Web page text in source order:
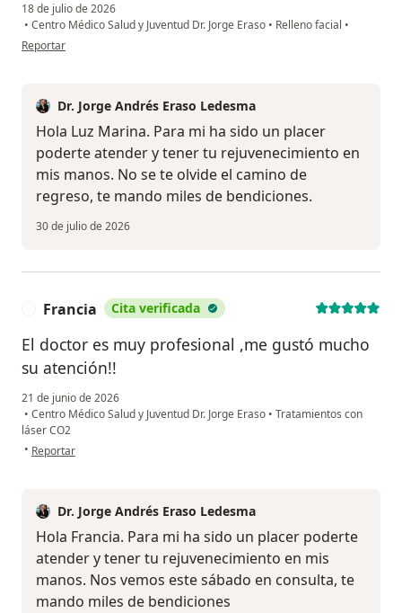
18 de julio de 2026
• Centro Médico Salud y Juventud Dr. Jorge Eraso • Relleno facial •
en opinión del usuario Luz Marina rojas de la Cruz
Reportar
Dr. Jorge Andrés Eraso Ledesma
Hola Luz Marina. Para mi ha sido un placer
poderte atender y tener tu rejuvenecimiento en
mis manos. No se te olvide el camino de
regreso, te mando miles de bendiciones.
30 de julio de 2026
Francia Cita verificada
El doctor es muy profesional ,me gustó mucho
su atención!!
21 de junio de 2026
• Centro Médico Salud y Juventud Dr. Jorge Eraso • Tratamientos con
láser CO2
• en opinión del usuario Francia
Reportar
Dr. Jorge Andrés Eraso Ledesma
Hola Francia. Para mi ha sido un placer poderte
atender y tener tu rejuvenecimiento en mis
manos. Nos vemos este sábado en consulta, te
mando miles de bendiciones